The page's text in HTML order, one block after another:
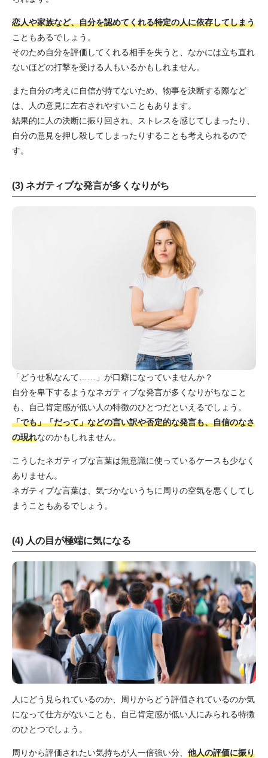
恋人や家族など、自分を認めてくれる特定の人に依存してしまう
こともあるでしょう。
そのため自分を評価してくれる相手を失うと、なかには立ち直れ
ないほどの打撃を受ける人もいるかもしれません。
また自分の考えに自信が持てないため、物事を決断する際など
は、人の意見に左右されやすいこともあります。
結果的に人の決断に振り回され、ストレスを感じてしまったり、
自分の意見を押し殺してしまったりすることも考えられるので
す。
(3) ネガティブな発言が多くなりがち
「どうせ私なんて……」が口癖になっていませんか？
自分を卑下するようなネガティブな発言が多くなりがちなこと
も、自己肯定感が低い人の特徴のひとつだといえるでしょう。
「でも」「だって」などの言い訳や否定的な発言も、自信のなさ
の現れなのかもしれません。
こうしたネガティブな言葉は無意識に使っているケースも少なく
ありません。
ネガティブな言葉は、気づかないうちに周りの空気を悪くしてし
まうこともあるでしょう。
(4) 人の目が極端に気になる
人にどう見られているのか、周りからどう評価されているのか気
になって仕方がないことも、自己肯定感が低い人にみられる特徴
のひとつでしょう。
周りから評価されたい気持ちが人一倍強い分、 他人の評価に振り